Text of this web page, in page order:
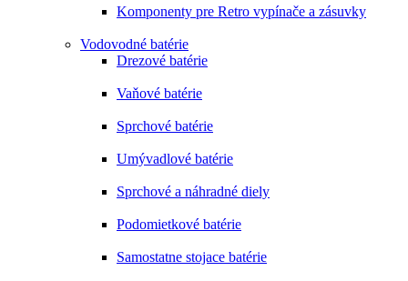
Komponenty pre Retro vypínače a zásuvky
Vodovodné batérie
Drezové batérie
Vaňové batérie
Sprchové batérie
Umývadlové batérie
Sprchové a náhradné diely
Podomietkové batérie
Samostatne stojace batérie